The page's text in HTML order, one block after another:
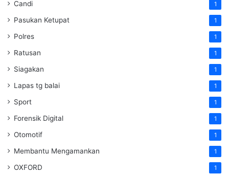
Candi 1
Pasukan Ketupat 1
Polres 1
Ratusan 1
Siagakan 1
Lapas tg balai 1
Sport 1
Forensik Digital 1
Otomotif 1
Membantu Mengamankan 1
OXFORD 1